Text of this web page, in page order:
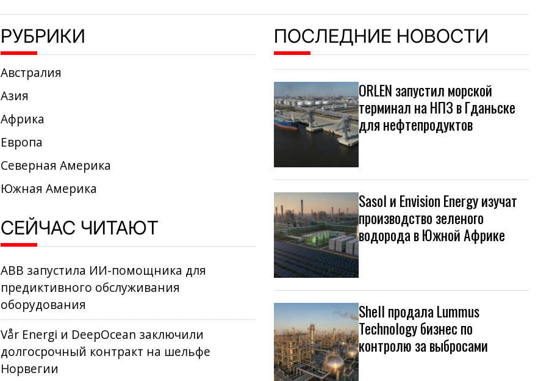
РУБРИКИ
Австралия
Азия
Африка
Европа
Северная Америка
Южная Америка
СЕЙЧАС ЧИТАЮТ
ABB запустила ИИ-помощника для
предиктивного обслуживания
оборудования
Vår Energi и DeepOcean заключили
долгосрочный контракт на шельфе
Норвегии
ПОСЛЕДНИЕ НОВОСТИ
ORLEN запустил морской
терминал на НПЗ в Гданьске
для нефтепродуктов
Sasol и Envision Energy изучат
производство зеленого
водорода в Южной Африке
Shell продала Lummus
Technology бизнес по
контролю за выбросами